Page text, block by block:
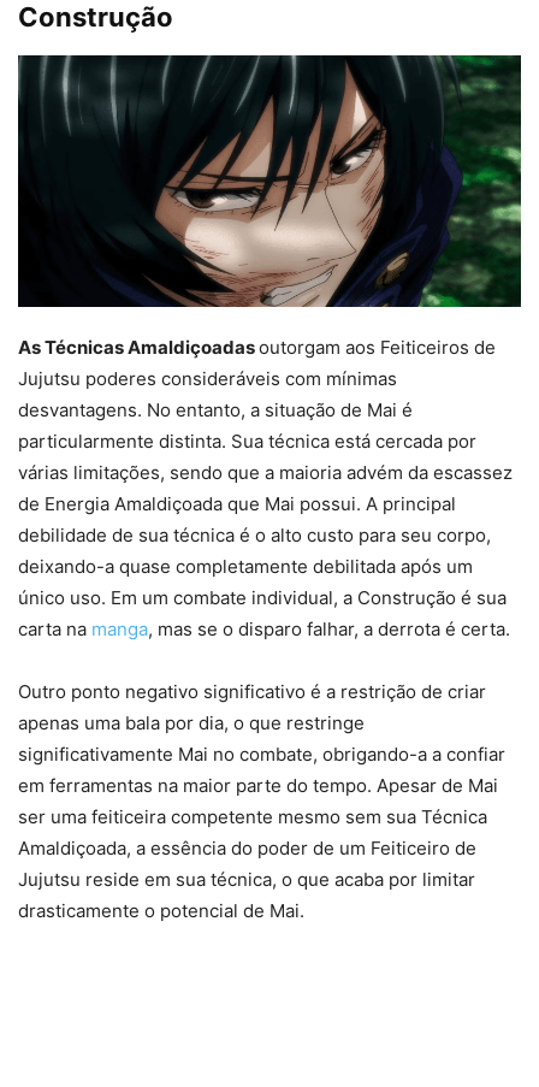
Construção
As Técnicas Amaldiçoadasoutorgam aos Feiticeiros de
Jujutsu poderes consideráveis com mínimas
desvantagens. No entanto, a situação de Mai é
particularmente distinta. Sua técnica está cercada por
várias limitações, sendo que a maioria advém da escassez
de Energia Amaldiçoada que Mai possui. A principal
debilidade de sua técnica é o alto custo para seu corpo,
deixando-a quase completamente debilitada após um
único uso. Em um combate individual, a Construção é sua
carta na manga, mas se o disparo falhar, a derrota é certa.
Outro ponto negativo significativo é a restrição de criar
apenas uma bala por dia, o que restringe
significativamente Mai no combate, obrigando-a a confiar
em ferramentas na maior parte do tempo. Apesar de Mai
ser uma feiticeira competente mesmo sem sua Técnica
Amaldiçoada, a essência do poder de um Feiticeiro de
Jujutsu reside em sua técnica, o que acaba por limitar
drasticamente o potencial de Mai.